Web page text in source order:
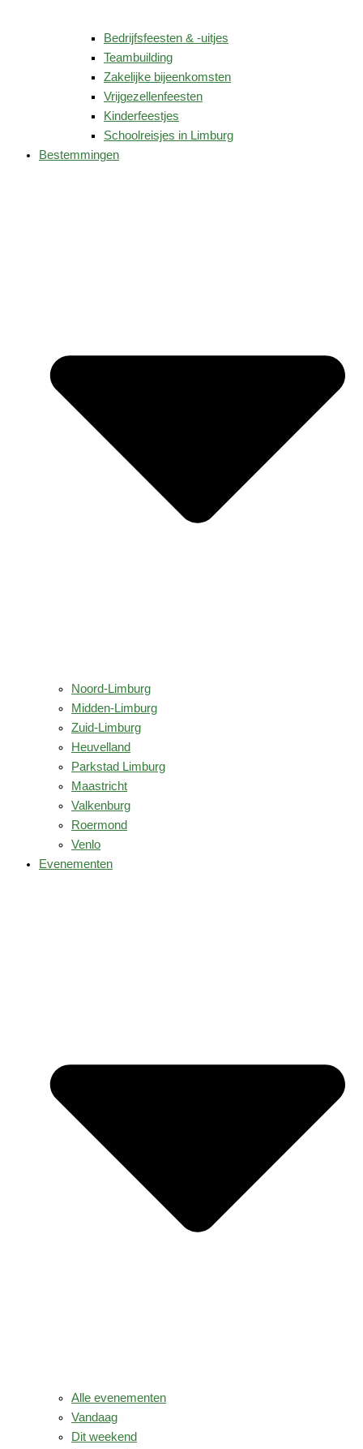
Bedrijfsfeesten & -uitjes
Teambuilding
Zakelijke bijeenkomsten
Vrijgezellenfeesten
Kinderfeestjes
Schoolreisjes in Limburg
Bestemmingen
Noord-Limburg
Midden-Limburg
Zuid-Limburg
Heuvelland
Parkstad Limburg
Maastricht
Valkenburg
Roermond
Venlo
Evenementen
Alle evenementen
Vandaag
Dit weekend